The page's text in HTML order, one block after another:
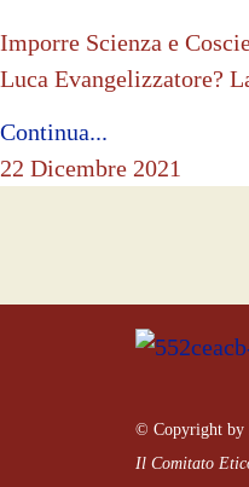
Imporre Scienza e
Luca Evangelizzatore?
Continua...
22 Dicembre 2021
© Copyright by
Il Comitato